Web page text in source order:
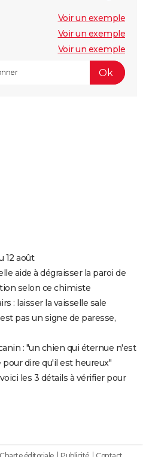
Voir un exemple
Voir un exemple
Voir un exemple
12 août
aide à dégraisser la paroi de
selon ce chimiste
: laisser la vaisselle sale
pas un signe de paresse,
: "un chien qui éternue n'est
dire qu'il est heureux"
les 3 détails à vérifier pour